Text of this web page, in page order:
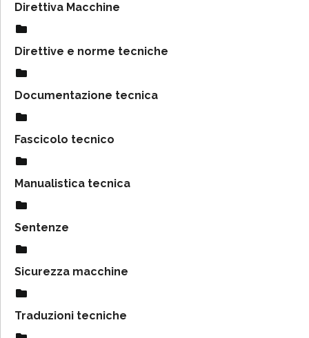
Direttiva Macchine
Direttive e norme tecniche
Documentazione tecnica
Fascicolo tecnico
Manualistica tecnica
Sentenze
Sicurezza macchine
Traduzioni tecniche